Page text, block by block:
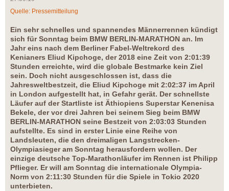
Quelle: Pressemitteilung
Ein sehr schnelles und spannendes Männerrennen kündigt
sich für Sonntag beim BMW BERLIN-MARATHON an. Im
Jahr eins nach dem Berliner Fabel-Weltrekord des
Kenianers Eliud Kipchoge, der 2018 eine Zeit von 2:01:39
Stunden erreichte, wird die globale Bestmarke kein Ziel
sein. Doch nicht ausgeschlossen ist, dass die
Jahresweltbestzeit, die Eliud Kipchoge mit 2:02:37 im April
in London aufgestellt hat, in Gefahr gerät. Der schnellste
Läufer auf der Startliste ist Äthiopiens Superstar Kenenisa
Bekele, der vor drei Jahren bei seinem Sieg beim BMW
BERLIN-MARATHON seine Bestzeit von 2:03:03 Stunden
aufstellte. Es sind in erster Linie eine Reihe von
Landsleuten, die den dreimaligen Langstrecken-
Olympiasieger am Sonntag herausfordern wollen. Der
einzige deutsche Top-Marathonläufer im Rennen ist Philipp
Pflieger. Er will am Sonntag die internationale Olympia-
Norm von 2:11:30 Stunden für die Spiele in Tokio 2020
unterbieten.